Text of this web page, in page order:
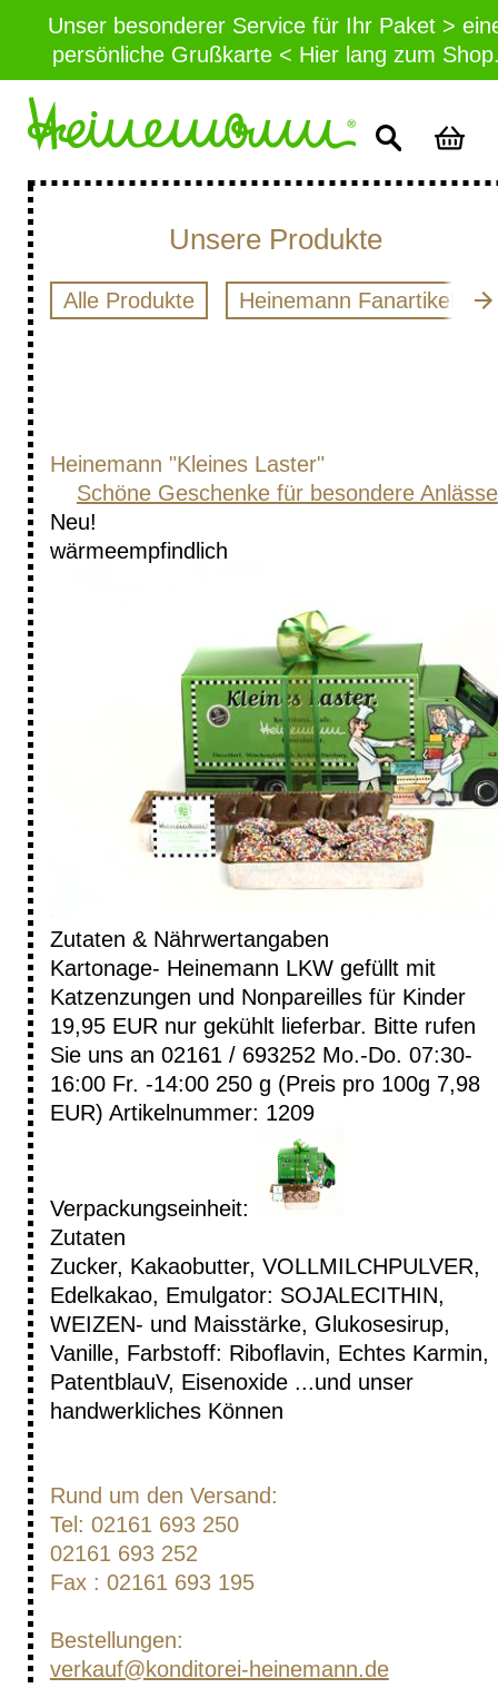
Unser besonderer Service für Ihr Paket >
persönliche Grußkarte < Hier lang zum
Unsere Produkte
Alle Produkte Heinemann Fanartikel
Heinemann "Kleines Laster"
Schöne Geschenke für besondere Anlässe
Neu!
wärme­empfindlich
Zutaten & Nährwertangaben
Kartonage- Heinemann LKW gefüllt mit
Katzenzungen und Nonpareilles für Kinder
19,95 EUR nur gekühlt lieferbar. Bitte rufen
Sie uns an 02161 / 693252 Mo.-Do. 07:30-
16:00 Fr. -14:00 250 g (Preis pro 100g 7,98
EUR) Artikelnummer: 1209
Verpackungseinheit:
Zutaten
Zucker, Kakaobutter, VOLLMILCHPULVER,
Edelkakao, Emulgator: SOJALECITHIN,
WEIZEN- und Maisstärke, Glukosesirup,
Vanille, Farbstoff: Riboflavin, Echtes Karmin,
PatentblauV, Eisenoxide ...und unser
handwerkliches Können
Rund um den Versand:
Tel: 02161 693 250
02161 693 252
Fax : 02161 693 195
Bestellungen:
verkauf@konditorei-heinemann.de